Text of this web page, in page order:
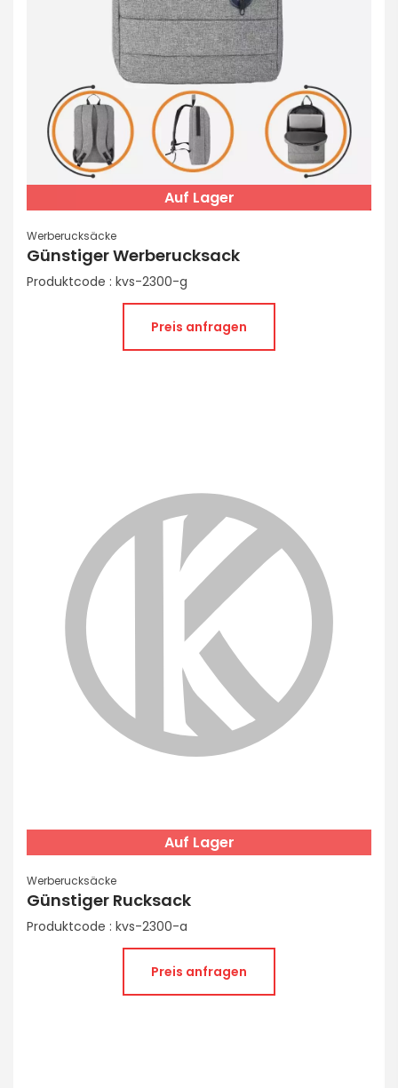
Auf Lager
Werberucksäcke
Günstiger Werberucksack
Produktcode : kvs-2300-g
Preis anfragen
Auf Lager
Werberucksäcke
Günstiger Rucksack
Produktcode : kvs-2300-a
Preis anfragen